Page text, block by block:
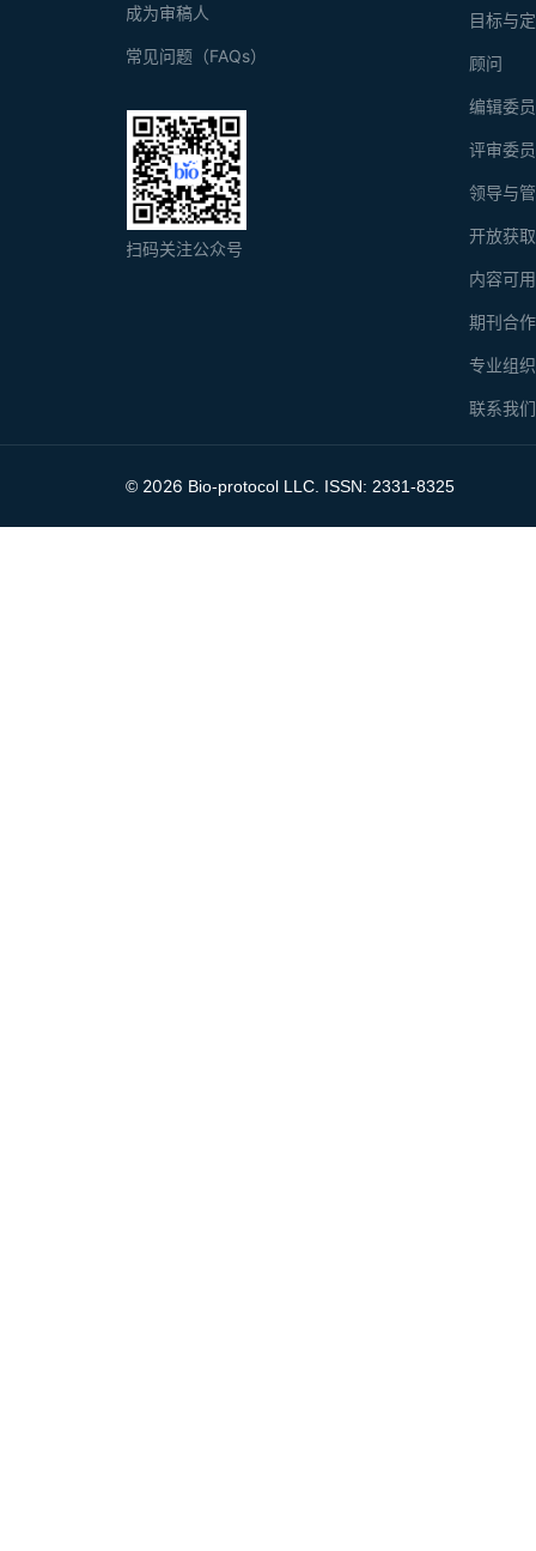
目标与
顾问
编辑委
评审委
领导与
开放获
内容可
期刊合
专业组
联系我们
成为审稿人
常见问题（FAQs）
扫码关注公众号
© 2026 Bio-protocol LLC. ISSN: 2331-8325